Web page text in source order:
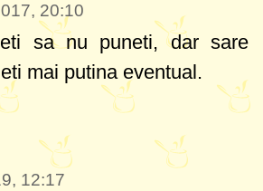
20:10
sa nu puneti, dar sare
mai putina eventual.
12:17